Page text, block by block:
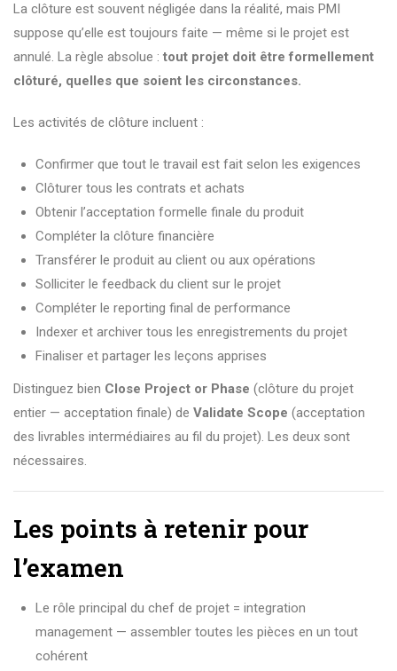
La clôture est souvent négligée dans la réalité, mais PMI
suppose qu’elle est toujours faite — même si le projet est
annulé. La règle absolue : tout projet doit être formellement
clôturé, quelles que soient les circonstances.
Les activités de clôture incluent :
Confirmer que tout le travail est fait selon les exigences
Clôturer tous les contrats et achats
Obtenir l’acceptation formelle finale du produit
Compléter la clôture financière
Transférer le produit au client ou aux opérations
Solliciter le feedback du client sur le projet
Compléter le reporting final de performance
Indexer et archiver tous les enregistrements du projet
Finaliser et partager les leçons apprises
Distinguez bien Close Project or Phase (clôture du projet
entier — acceptation finale) de Validate Scope (acceptation
des livrables intermédiaires au fil du projet). Les deux sont
nécessaires.
Les points à retenir pour
l’examen
Le rôle principal du chef de projet = integration
management — assembler toutes les pièces en un tout
cohérent